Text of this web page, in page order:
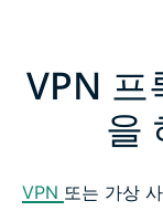
VPN 프
을
VPN 또는 가상